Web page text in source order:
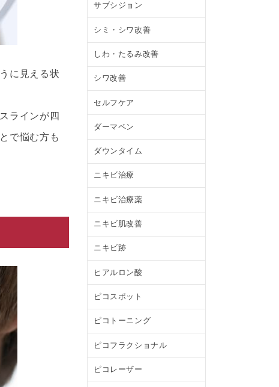
に見える状
ラインが四
で悩む方も
サブシジョン
シミ・シワ改善
しわ・たるみ改善
シワ改善
セルフケア
ダーマペン
ダウンタイム
ニキビ治療
ニキビ治療薬
ニキビ肌改善
ニキビ跡
ヒアルロン酸
ピコスポット
ピコトーニング
ピコフラクショナル
ピコレーザー